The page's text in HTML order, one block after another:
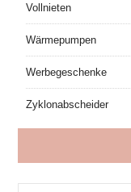
Vollnieten
Wärmepumpen
Werbegeschenke
Zyklonabscheider